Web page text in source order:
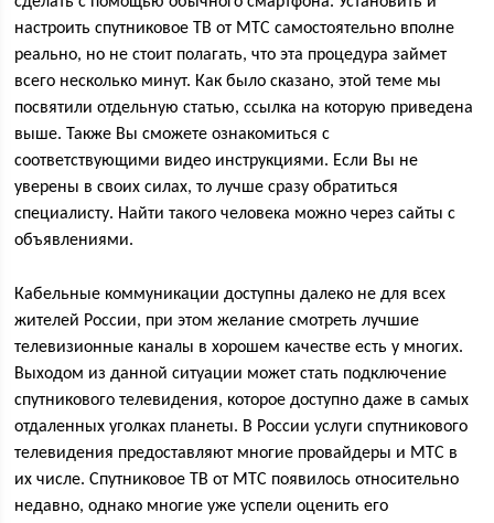
настроить спутниковое ТВ от МТС самостоятельно вполне
реально, но не стоит полагать, что эта процедура займет
всего несколько минут. Как было сказано, этой теме мы
посвятили отдельную статью, ссылка на которую приведена
выше. Также Вы сможете ознакомиться с
соответствующими видео инструкциями. Если Вы не
уверены в своих силах, то лучше сразу обратиться
специалисту. Найти такого человека можно через сайты с
объявлениями.
Кабельные коммуникации доступны далеко не для всех
жителей России, при этом желание смотреть лучшие
телевизионные каналы в хорошем качестве есть у многих.
Выходом из данной ситуации может стать подключение
спутникового телевидения, которое доступно даже в самых
отдаленных уголках планеты. В России услуги спутникового
телевидения предоставляют многие провайдеры и МТС в
их числе. Спутниковое ТВ от МТС появилось относительно
недавно, однако многие уже успели оценить его